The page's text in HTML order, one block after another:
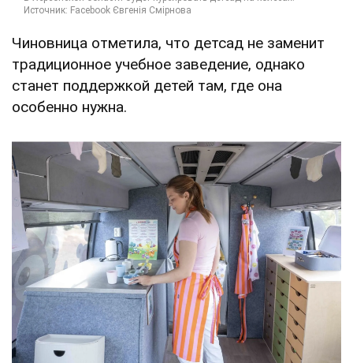
Чиновница отметила, что детсад не заменит
традиционное учебное заведение, однако
станет поддержкой детей там, где она
особенно нужна.